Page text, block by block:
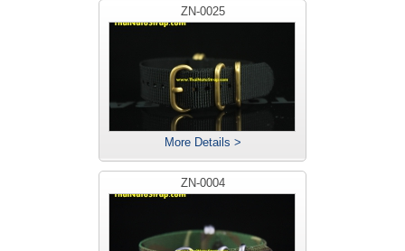
ZN-0025
More Details >
ZN-0004